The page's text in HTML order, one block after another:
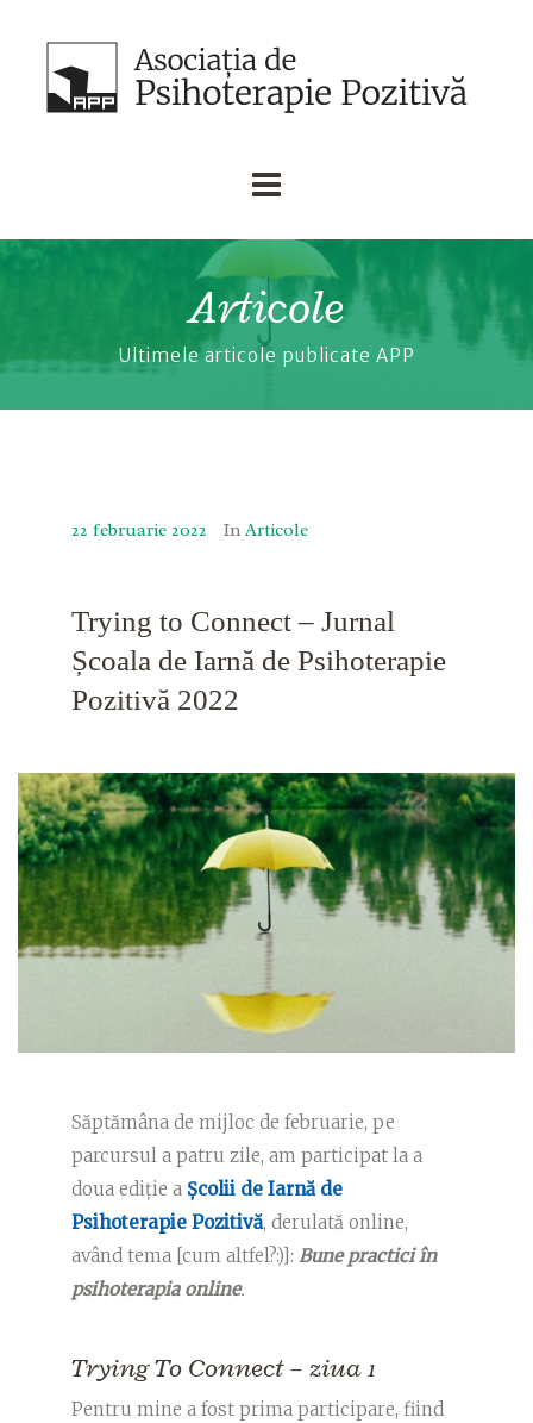
Articole
Ultimele articole publicate APP
22 februarie 2022 In Articole
Trying to Connect – Jurnal
Școala de Iarnă de Psihoterapie
Pozitivă 2022
Săptămâna de mijloc de februarie, pe
parcursul a patru zile, am participat la a
doua ediție a Școlii de Iarnă de
Psihoterapie Pozitivă, derulată online,
având tema [cum altfel?:)]: Bune practici în
psihoterapia online.
Trying To Connect – ziua 1
Pentru mine a fost prima participare, fiind